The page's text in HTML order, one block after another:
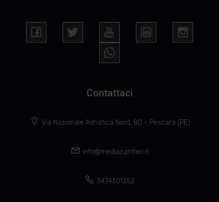
Contattaci
Via Nazionale Adriatica Nord, 80 - Pescara (PE)
info@mediacantieri.it
3474301352